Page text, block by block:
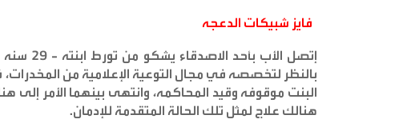
فايز شبيكات الدعجه
إتصل
بالنظر لتخصصه في مجال التوعية الإعلامية من
البنت موقوفه وقيد المحاكمه، وانتهى بينهما الأمر إلى
هنالك علاج لمثل تلك الحالة المتقدمة للإدمان.